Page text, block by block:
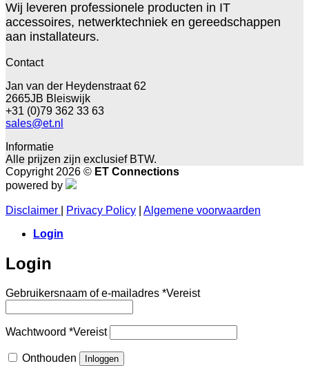
Wij leveren professionele producten in IT
accessoires, netwerktechniek en gereedschappen
aan installateurs.
Contact
Jan van der Heydenstraat 62
2665JB Bleiswijk
+31 (0)79 362 33 63
sales@et.nl
Informatie
Alle prijzen zijn exclusief BTW.
Copyright 2026 © ET Connections
powered by
Disclaimer Privacy Policy
Algemene voorwaarden
Login
Login
Gebruikersnaam of e-mailadres *Vereist
Wachtwoord *Vereist
Onthouden Inloggen